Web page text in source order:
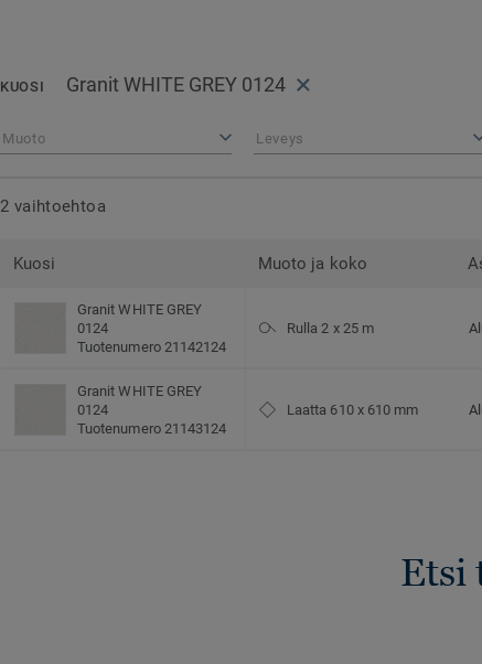
KUOSI Granit WHITE GREY 0124
Muoto Leveys
2 vaihtoehtoa
Kuosi Muoto ja koko
Granit WHITE GREY
0124
Tuotenumero 21142124
Rulla 2 x 25 m
Granit WHITE GREY
0124
Tuotenumero 21143124
Laatta 610 x 610 mm
Etsi